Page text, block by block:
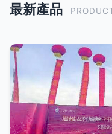
最新產品